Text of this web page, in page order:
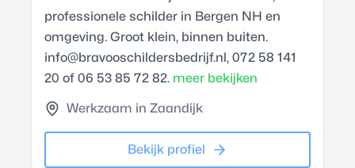
professionele schilder in Bergen NH en
omgeving. Groot klein, binnen buiten.
info@bravooschildersbedrijf.nl, 072 58 141
20 of 06 53 85 72 82. meer bekijken
Werkzaam in Zaandijk
Bekijk profiel